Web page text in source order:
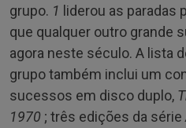
grupo. 1 liderou as paradas
que qualquer outro grande
agora neste século. A lista
grupo também inclui um
sucessos em disco duplo,
1970 ; três edições da série